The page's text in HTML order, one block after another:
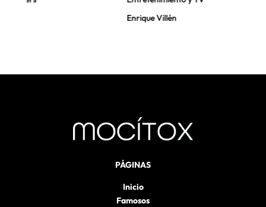
Enrique Villén
PÁGINAS
Inicio
Famosos